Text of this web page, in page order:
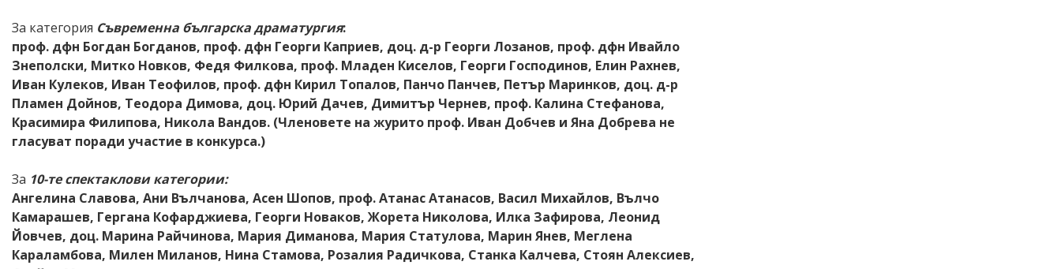
За категория Съвременна българска драматургия:
проф. дфн Богдан Богданов, проф. дфн Георги Каприев, доц. д-р Георги Лозанов, проф. дфн Ивайло
Знеполски, Митко Новков, Федя Филкова, проф. Младен Киселов, Георги Господинов, Елин Рахнев,
Иван Кулеков, Иван Теофилов, проф. дфн Кирил Топалов, Панчо Панчев, Петър Маринков, доц. д-р
Пламен Дойнов, Теодора Димова, доц. Юрий Дачев, Димитър Чернев, проф. Калина Стефанова,
Красимира Филипова, Никола Вандов. (Членовете на журито проф. Иван Добчев и Яна Добрева не
гласуват поради участие в конкурса.)
За 10-те спектаклови категории:
Ангелина Славова, Ани Вълчанова, Асен Шопов, проф. Атанас Атанасов, Васил Михайлов, Вълчо
Камарашев, Гергана Кофарджиева, Георги Новаков, Жорета Николова, Илка Зафирова, Леонид
Йовчев, доц. Марина Райчинова, Мария Диманова, Мария Статулова, Марин Янев, Меглена
Караламбова, Милен Миланов, Нина Стамова, Розалия Радичкова, Станка Калчева, Стоян Алексиев,